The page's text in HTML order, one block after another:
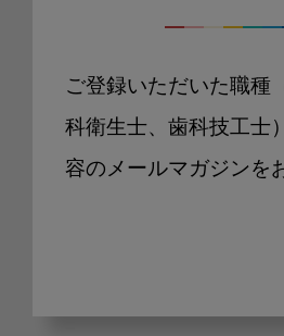
ご登録いただいた職種
科衛生士、歯科技工士
容のメールマガジンを